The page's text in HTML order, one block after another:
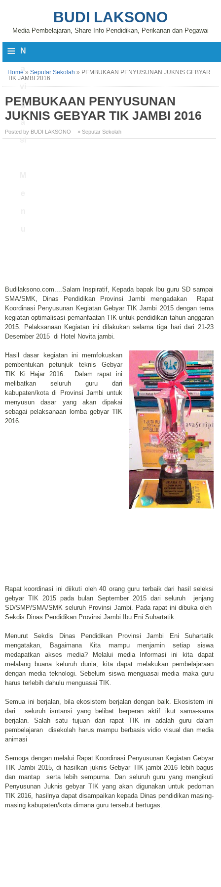
BUDI LAKSONO
Media Pembelajaran, Share Info Pendidikan, Perikanan dan Pegawai
≡ N
vi
g
a
si
Home » Seputar Sekolah » PEMBUKAAN PENYUSUNAN JUKNIS GEBYAR
TIK JAMBI 2016
PEMBUKAAN PENYUSUNAN
JUKNIS GEBYAR TIK JAMBI 2016
Posted by BUDI LAKSONO » Seputar Sekolah
Budilaksono.com....Salam Inspiratif, Kepada bapak Ibu guru SD sampai
SMA/SMK, Dinas Pendidikan Provinsi Jambi mengadakan Rapat
Koordinasi Penyusunan Kegiatan Gebyar TIK Jambi 2015 dengan tema
kegiatan optimalisasi pemanfaatan TIK untuk pendidikan tahun anggaran
2015. Pelaksanaan Kegiatan ini dilakukan selama tiga hari dari 21-23
Desember 2015 di Hotel Novita jambi.
Hasil dasar kegiatan ini memfokuskan
pembentukan petunjuk teknis Gebyar
TIK Ki Hajar 2016. Dalam rapat ini
melibatkan seluruh guru dari
kabupaten/kota di Provinsi Jambi untuk
menyusun dasar yang akan dipakai
sebagai pelaksanaan lomba gebyar TIK
2016.
Rapat koordinasi ini diikuti oleh 40 orang guru terbaik dari hasil seleksi
gebyar TIK 2015 pada bulan September 2015 dari seluruh jenjang
SD/SMP/SMA/SMK seluruh Provinsi Jambi. Pada rapat ini dibuka oleh
Sekdis Dinas Pendidikan Provinsi Jambi Ibu Eni Suhartatik.
Menurut Sekdis Dinas Pendidikan Provinsi Jambi Eni Suhartatik
mengatakan, Bagaimana Kita mampu menjamin setiap siswa
medapatkan akses media? Melalui media Informasi ini kita dapat
melalang buana keluruh dunia, kita dapat melakukan pembelajaraan
dengan media teknologi. Sebelum siswa menguasai media maka guru
harus terlebih dahulu menguasai TIK.
Semua ini berjalan, bila ekosistem berjalan dengan baik. Ekosistem ini
dari seluruh isntansi yang belibat berperan aktif ikut sama-sama
berjalan. Salah satu tujuan dari rapat TIK ini adalah guru dalam
pembelajaran disekolah harus mampu berbasis vidio visual dan media
animasi
Semoga dengan melalui Rapat Koordinasi Penyusunan Kegiatan Gebyar
TIK Jambi 2015, di hasilkan juknis Gebyar TIK jambi 2016 lebih bagus
dan mantap serta lebih sempurna. Dan seluruh guru yang mengikuti
Penyusunan Juknis gebyar TIK yang akan digunakan untuk pedoman
TIK 2016, hasilnya dapat disampaikan kepada Dinas pendidikan masing-
masing kabupaten/kota dimana guru tersebut bertugas.